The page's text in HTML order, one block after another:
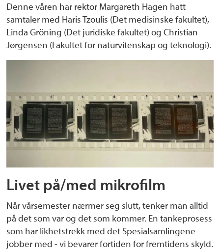
Denne våren har rektor Margareth Hagen hatt
samtaler med Haris Tzoulis (Det medisinske fakultet),
Linda Gröning (Det juridiske fakultet) og Christian
Jørgensen (Fakultet for naturvitenskap og teknologi).
Livet på/med mikrofilm
Når vårsemester nærmer seg slutt, tenker man alltid
på det som var og det som kommer. En tankeprosess
som har likhetstrekk med det Spesialsamlingene
jobber med - vi bevarer fortiden for fremtidens skyld.